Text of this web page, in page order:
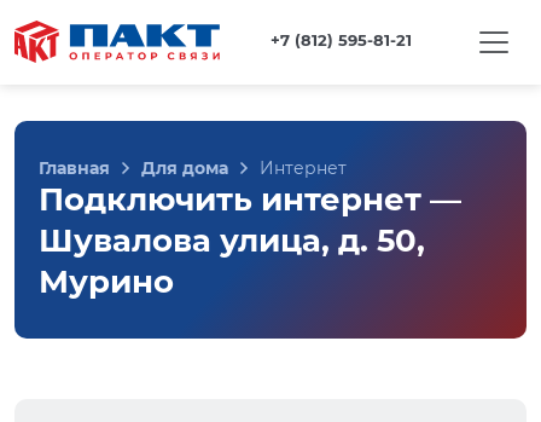
+7 (812) 595-81-21
Главная Для дома Интернет
Подключить интернет —
Шувалова улица, д. 50,
Мурино